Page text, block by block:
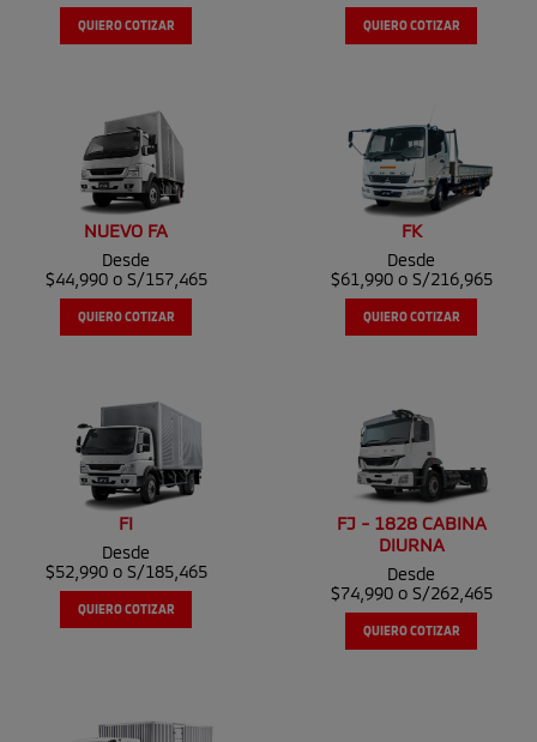
QUIERO COTIZAR QUIERO COTIZAR
NUEVO FA
Desde
$44,990 o S/157,465
QUIERO COTIZAR
FK
Desde
$61,990 o S/216,965
QUIERO COTIZAR
FI
Desde
$52,990 o S/185,465
QUIERO COTIZAR
FJ - 1828 CABINA
DIURNA
Desde
$74,990 o S/262,465
QUIERO COTIZAR